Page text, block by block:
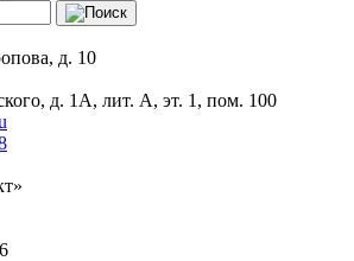
д. 10
д. 1А, лит. А, эт. 1, пом. 100